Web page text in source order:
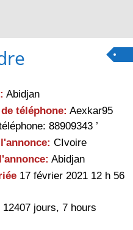
Abidjan
téléphone: Aexkar95
88909343 ’
CIvoire
Abidjan
17 février 2021 12 h 56
12407 jours, 7 hours